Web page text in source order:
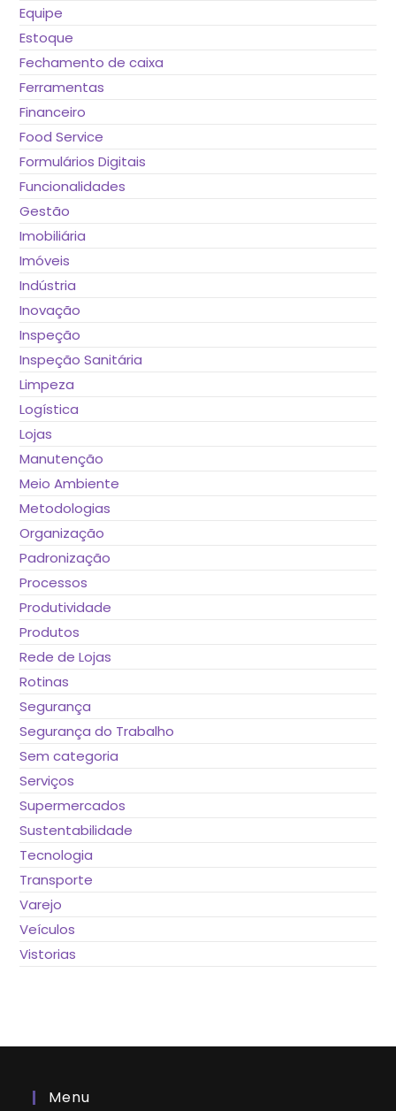
Equipe
Estoque
Fechamento de caixa
Ferramentas
Financeiro
Food Service
Formulários Digitais
Funcionalidades
Gestão
Imobiliária
Imóveis
Indústria
Inovação
Inspeção
Inspeção Sanitária
Limpeza
Logística
Lojas
Manutenção
Meio Ambiente
Metodologias
Organização
Padronização
Processos
Produtividade
Produtos
Rede de Lojas
Rotinas
Segurança
Segurança do Trabalho
Sem categoria
Serviços
Supermercados
Sustentabilidade
Tecnologia
Transporte
Varejo
Veículos
Vistorias
Menu